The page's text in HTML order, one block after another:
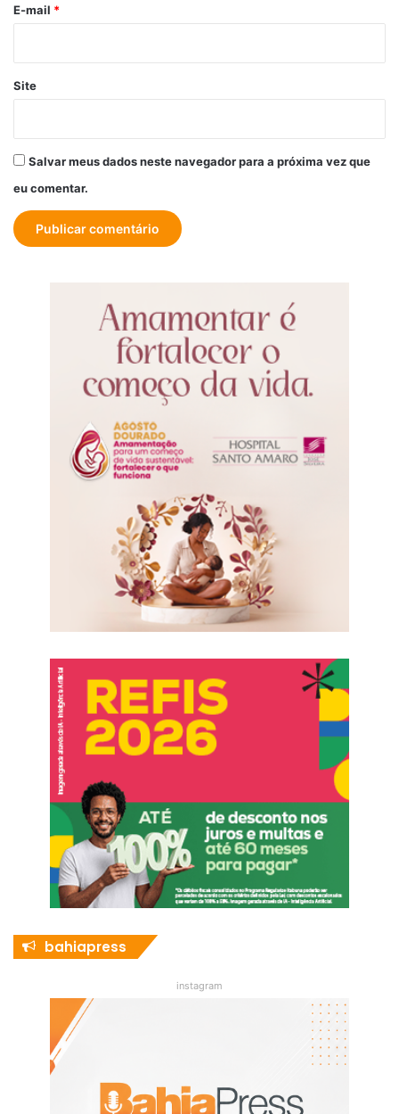
*
E-mail *
Site
Salvar meus dados neste navegador para a próxima vez que
eu comentar.
bahiapress
instagram